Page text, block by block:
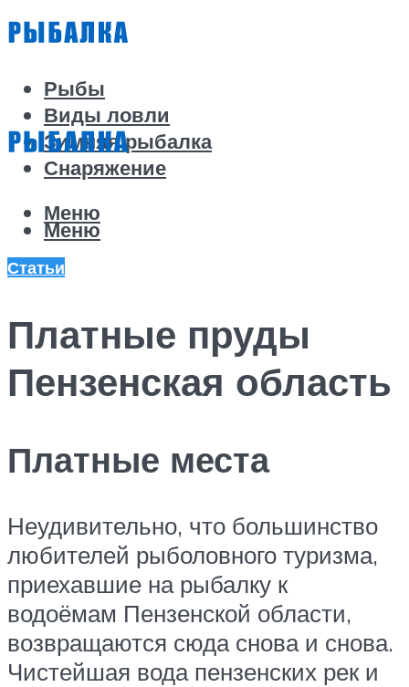
Рыбы
Виды ловли
Зимняя рыбалка
Снаряжение
Меню
Меню
Статьи
Платные пруды
Пензенская область
Платные места
Неудивительно, что большинство
любителей рыболовного туризма,
приехавшие на рыбалку к
водоёмам Пензенской области,
возвращаются сюда снова и снова.
Чистейшая вода пензенских рек и